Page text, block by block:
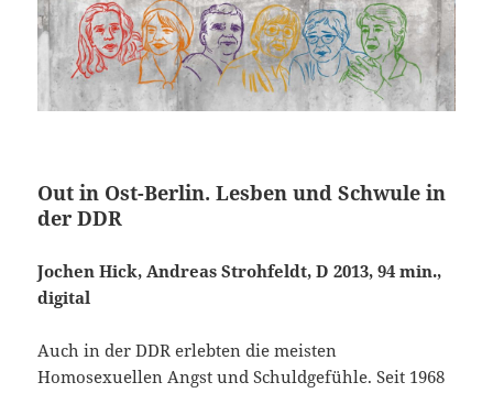
Out in Ost-Berlin. Lesben und Schwule in
der DDR
Jochen Hick, Andreas Strohfeldt, D 2013, 94 min.,
digital
Auch in der DDR erlebten die meisten
Homosexuellen Angst und Schuldgefühle. Seit 1968